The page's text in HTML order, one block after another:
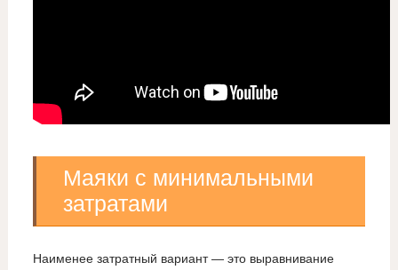
Маяки с минимальными
затратами
Наименее затратный вариант — это выравнивание